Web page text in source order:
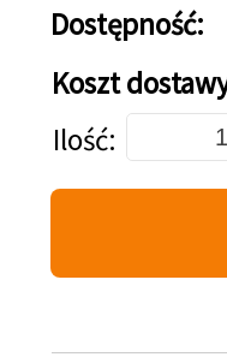
Dostępność:
Koszt
Dodaj do koszyka
Ilość